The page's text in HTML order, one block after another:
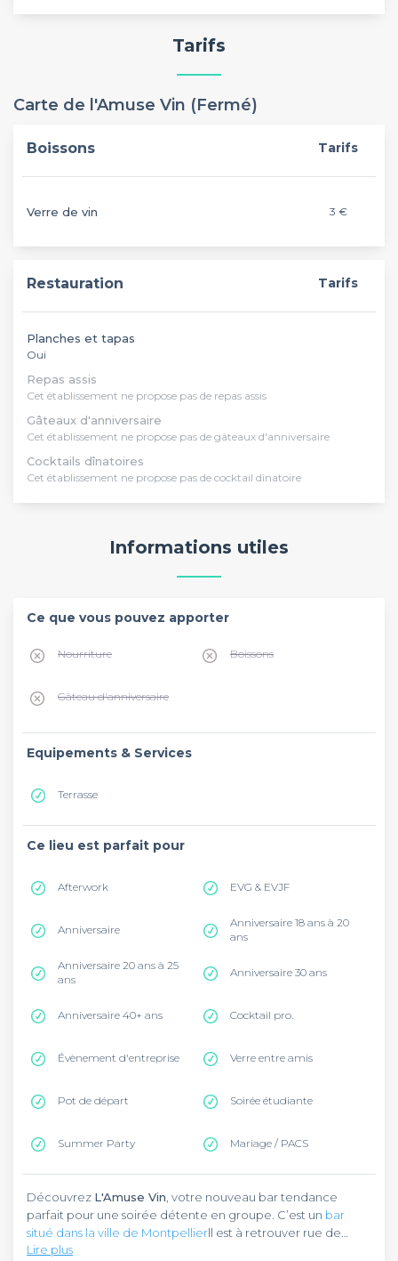
Tarifs
Carte de l'Amuse Vin (Fermé)
Boissons Tarifs
Verre de vin 3 €
Restauration Tarifs
Planches et tapas
Oui
Repas assis
Cet établissement ne propose pas de repas assis
Gâteaux d'anniversaire
Cet établissement ne propose pas de gâteaux d'anniversaire
Cocktails dînatoires
Cet établissement ne propose pas de cocktail dînatoire
Informations utiles
Ce que vous pouvez apporter
Nourriture Boissons
Gâteau d'anniversaire
Equipements & Services
Terrasse
Ce lieu est parfait pour
Afterwork EVG & EVJF
Anniversaire
Anniversaire 18 ans à 20
ans
Anniversaire 20 ans à 25
ans
Anniversaire 30 ans
Anniversaire 40+ ans Cocktail pro.
Évènement d'entreprise Verre entre amis
Pot de départ Soirée étudiante
Summer Party Mariage / PACS
Découvrez L'Amuse Vin , votre nouveau bar tendance
parfait pour une soirée détente en groupe. C’est un bar
situé dans la ville de Montpellierll est à retrouver rue de
l'Aiguillerie, dans le quartier de l’Écusson. Vous y accéderez
Lire plus